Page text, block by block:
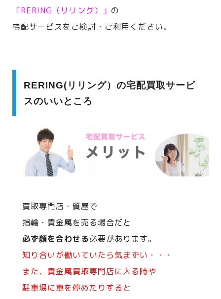
「RERING（リリング）」 の
宅配サービスをご検討・ご利用ください。
RERING(リリング）の宅配買取サービ
スのいいところ
買取専門店・質屋で
指輪・貴金属を売る場合だと
必ず顔を合わせる必要があります。
知り合いが働いていたら気まずい・・・
また、貴金属買取専門店に入る時や
駐車場に車を停めたりすると